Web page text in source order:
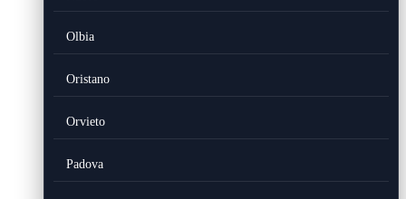
Olbia
Oristano
Orvieto
Padova